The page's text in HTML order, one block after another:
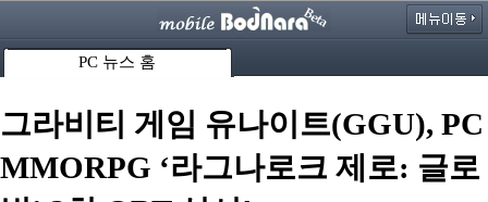
PC 뉴스 홈
그라비티 게임 유나이트(GGU), PC
MMORPG ‘라그나로크 제로: 글로